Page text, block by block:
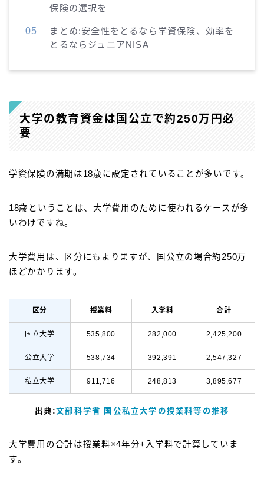
保険の選択を
まとめ:安全性をとるなら学資保険、効率を
とるならジュニアNISA
大学の教育資金は国公立で約250万円必
要
学資保険の満期は18歳に設定されていることが多いです。
18歳ということは、大学費用のために使われるケースが多
いわけですね。
大学費用は、区分にもよりますが、国公立の場合約250万
ほどかかります。
区分 授業料 入学料 合計
国立大学 535,800 282,000 2,425,200
公立大学 538,734 392,391 2,547,327
私立大学 911,716 248,813 3,895,677
出典:文部科学省 国公私立大学の授業料等の推移
大学費用の合計は授業料×4年分+入学料で計算していま
す。